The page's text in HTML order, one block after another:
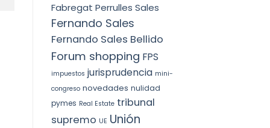
Fabregat Perrulles Sales
Fernando Sales
Fernando Sales Bellido
Forum shopping FPS
impuestos jurisprudencia mini-
congreso novedades nulidad
pymes Real Estate tribunal
supremo UE Unión